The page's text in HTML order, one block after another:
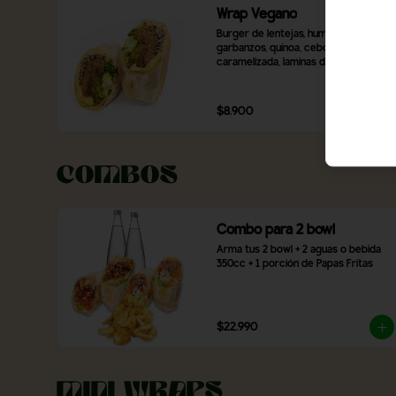
Wrap Vegano
Burger de lentejas, hummus de
garbanzos, quínoa, cebolla
caramelizada, laminas de palta,
$8.900
Combos
Combo para 2 bowl
Arma tus 2 bowl + 2 aguas o bebida
350cc + 1 porción de Papas Fritas
$22.990